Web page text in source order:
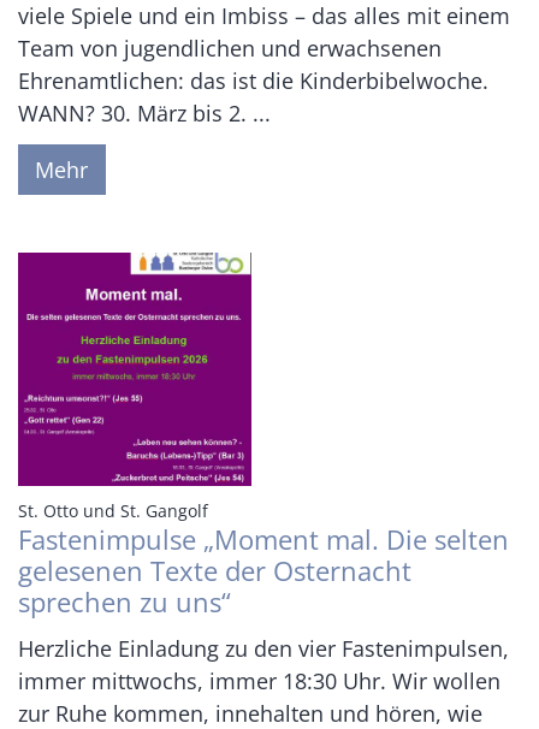
viele Spiele und ein Imbiss – das alles mit einem
Team von jugendlichen und erwachsenen
Ehrenamtlichen: das ist die Kinderbibelwoche.
WANN? 30. März bis 2. ...
Mehr
St. Otto und St. Gangolf:
Fastenimpulse „Moment mal. Die selten
gelesenen Texte der Osternacht
sprechen zu uns“
Herzliche Einladung zu den vier Fastenimpulsen,
immer mittwochs, immer 18:30 Uhr. Wir wollen
zur Ruhe kommen, innehalten und hören, wie